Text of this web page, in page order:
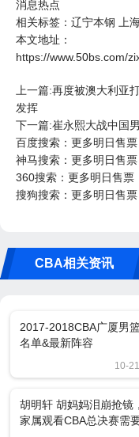
消息热点
相关标签： 辽宁本钢
上
本文地址：
https://www.50bs.com/
上一篇:再度被澳大利亚
发挥
下一篇:崔永熙大战中国
百度搜索：更多明日售
神马搜索：更多明日售
360搜索：更多明日售票
搜狗搜索：更多明日售
CBA相关资讯
2017-2018CBA广厦男
名单&最新阵容
10-21
胡明轩 胡妈妈泪崩抢镜
家属观看CBA总决赛需